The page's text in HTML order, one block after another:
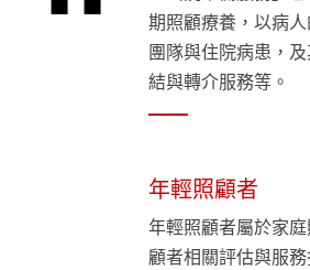
期照顧療養，以病
團隊與住院病患，
結與轉介服務等。
年輕照顧者
年輕照顧者屬於家
顧者相關評估與服